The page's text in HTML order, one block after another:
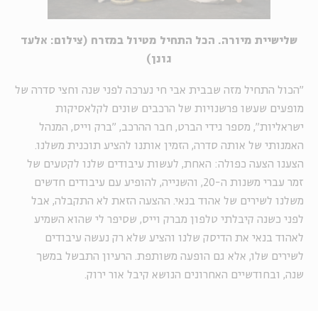
שלישיית מיורה. הכל התחיל מטיול במזרח (צילום: אלעד
גונן)
"הכול התחיל מזה שבבית אבי חי נערכה לפני שנה וחצי סדרה של
מופעים שעשו פרשנויות של הרכבים שונים לקלאסיקות
ישראליות", מספר גידי הברט, חבר ההרכב, "ברק וייס, המנהל
האמנותי של אותה סדרה, הזמין אותנו להציע תוכנית משלנו.
הצענו הצעה כפולה: האחת, לעשות עיבודים שלנו לקטעים של
זמר עברי משנות ה-20, והשנייה, להופיע עם עיבודים חדשים
משלנו לשירים של אהוד בנאי. ההצעה הזאת לא התקבלה, אבל
לפני כשנה קיבלתי טלפון מברק וייס, שסיפר לי שהוא השמיע
לאהוד בנאי את הדיסק שלנו והציע שלא רק נעשה עיבודים
לשירים שלו, אלא גם הופעה משותפת. הרעיון התבשל במשך
שנה, ובחודשיים האחרונים הנושא קיבל אור ירוק.